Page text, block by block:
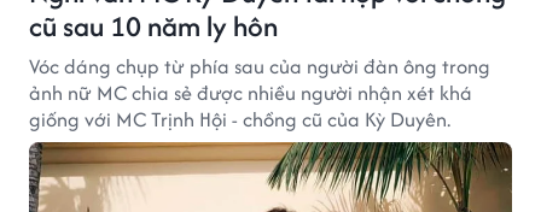
cũ sau 10 năm ly hôn
Vóc dáng chụp từ phía sau của người đàn ông trong
ảnh nữ MC chia sẻ được nhiều người nhận xét khá
giống với MC Trịnh Hội - chồng cũ của Kỳ Duyên.